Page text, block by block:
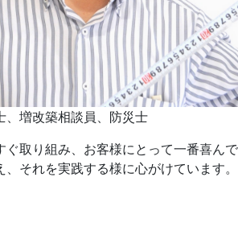
、増改築相談員、防災士
ぐ取り組み、お客様にとって一番喜んで
それを実践する様に心がけています。